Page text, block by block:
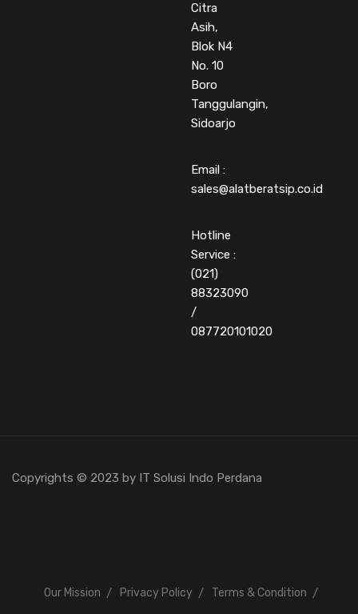
Citra
Asih,
Blok N4
No. 10
Boro
Tanggulangin,
Sidoarjo
Email :
sales@alatberatsip.co.id
Hotline
Service :
(021)
88323090
/
087720101020
Copyrights © 2023 by IT Solusi Indo Perdana
Our Mission Privacy Policy Terms & Condition